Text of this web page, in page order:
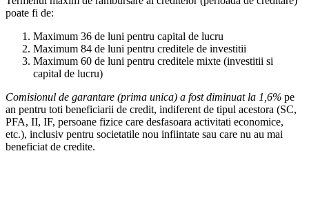
poate fi de:
Maximum 36 de luni pentru capital de lucru
Maximum 84 de luni pentru creditele de investitii
Maximum 60 de luni pentru creditele mixte (investitii si
capital de lucru)
Comisionul de garantare (prima unica) a fost diminuat la 1,6% pe
an pentru toti beneficiarii de credit, indiferent de tipul acestora (SC,
PFA, II, IF, persoane fizice care desfasoara activitati economice,
etc.), inclusiv pentru societatile nou infiintate sau care nu au mai
beneficiat de credite.